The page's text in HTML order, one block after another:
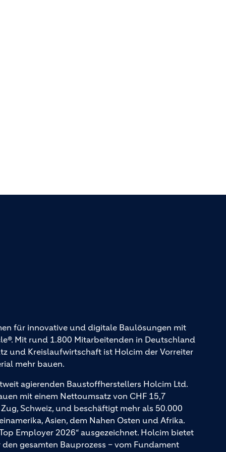
für innovative und digitale Baulösungen mit
Mit rund 1.800 Mitarbeitenden in Deutschland
und Kreislaufwirtschaft ist Holcim der Vorreiter
mehr bauen.
agierenden Baustoffherstellers Holcim Ltd.
mit einem Nettoumsatz von CHF 15,7
Schweiz, und beschäftigt mehr als 50.000
Asien, dem Nahen Osten und Afrika.
Employer 2026“ ausgezeichnet. Holcim bietet
gesamten Bauprozess – vom Fundament